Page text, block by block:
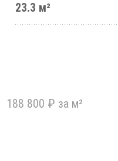
23.3 м²
188 800 ₽ за м²